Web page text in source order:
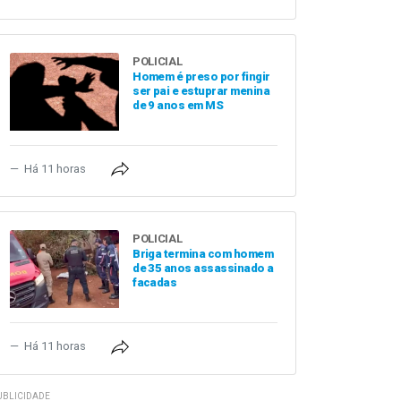
POLICIAL
Homem é preso por fingir
ser pai e estuprar menina
de 9 anos em MS
Há 11 horas
POLICIAL
Briga termina com homem
de 35 anos assassinado a
facadas
Há 11 horas